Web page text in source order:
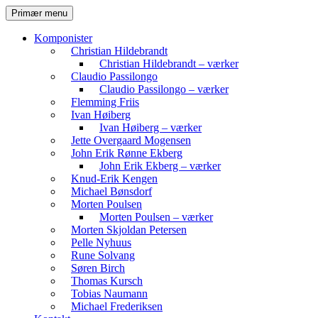
Hop
til
indhold
Komvest
SøgPrimær menu
Komponister
Christian Hildebrandt
Christian Hildebrandt – værker
Claudio Passilongo
Claudio Passilongo – værker
Flemming Friis
Ivan Høiberg
Ivan Høiberg – værker
Jette Overgaard Mogensen
John Erik Rønne Ekberg
John Erik Ekberg – værker
Knud-Erik Kengen
Michael Bønsdorf
Morten Poulsen
Morten Poulsen – værker
Morten Skjoldan Petersen
Pelle Nyhuus
Rune Solvang
Søren Birch
Thomas Kursch
Tobias Naumann
Michael Frederiksen